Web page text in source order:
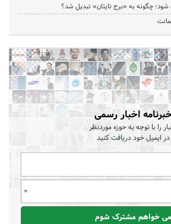
شود؛ چگونه به «برج تایتان» تبدیل شد؟
اخبار رسمی
را با توجه به حوزه موردنظر
در ایمیل خود دریافت کنید
می خواهم مشترک شوم